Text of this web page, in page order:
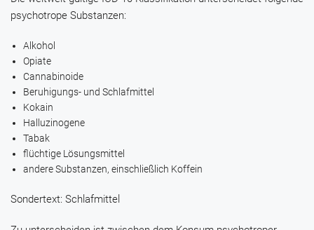
psychotrope Substanzen:
Alkohol
Opiate
Cannabinoide
Beruhigungs- und Schlafmittel
Kokain
Halluzinogene
Tabak
flüchtige Lösungsmittel
andere Substanzen, einschließlich Koffein
Sondertext: Schlafmittel